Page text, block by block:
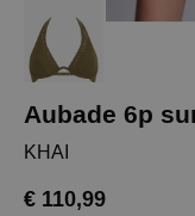
Aubade 6p
KHAI
€ 110,99